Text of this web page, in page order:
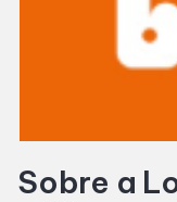
Entretenimento
Sobre a